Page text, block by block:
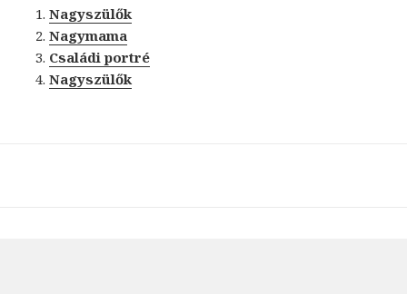
Nagyszülők
Nagymama
Családi portré
Nagyszülők